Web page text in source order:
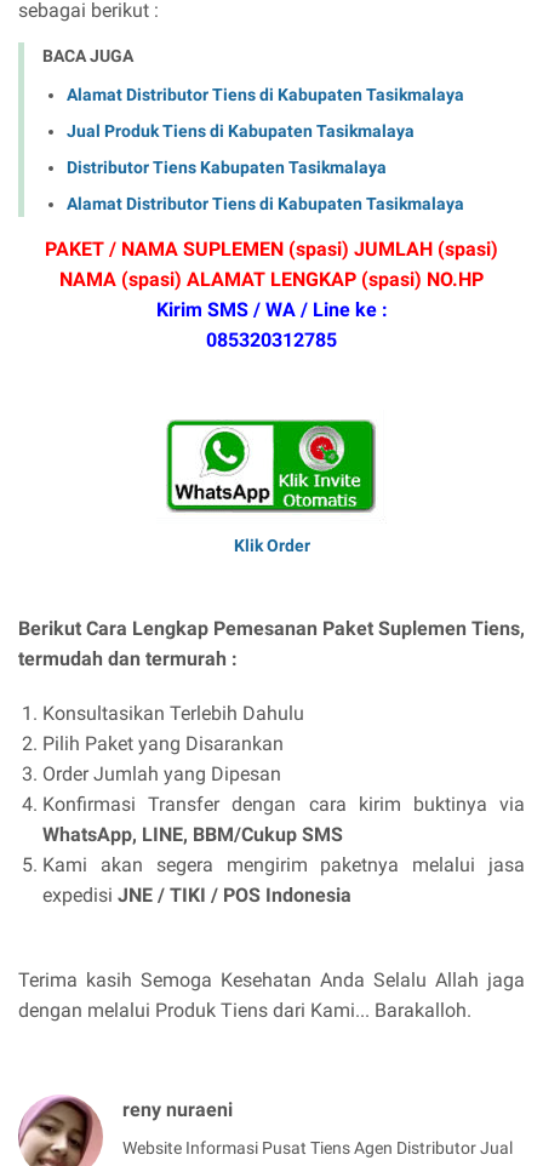
sebagai berikut :
BACA JUGA
Alamat Distributor Tiens di Kabupaten Tasikmalaya
Jual Produk Tiens di Kabupaten Tasikmalaya
Distributor Tiens Kabupaten Tasikmalaya
Alamat Distributor Tiens di Kabupaten Tasikmalaya
PAKET / NAMA SUPLEMEN (spasi) JUMLAH (spasi)
NAMA (spasi) ALAMAT LENGKAP (spasi) NO.HP
Kirim SMS / WA / Line ke :
085320312785
Klik Order
Berikut Cara Lengkap Pemesanan Paket Suplemen Tiens,
termudah dan termurah :
Konsultasikan Terlebih Dahulu
Pilih Paket yang Disarankan
Order Jumlah yang Dipesan
Konfirmasi Transfer dengan cara kirim buktinya via
WhatsApp, LINE, BBM/Cukup SMS
Kami akan segera mengirim paketnya melalui jasa
expedisi JNE / TIKI / POS Indonesia
Terima kasih Semoga Kesehatan Anda Selalu Allah jaga
dengan melalui Produk Tiens dari Kami... Barakalloh.
reny nuraeni
Website Informasi Pusat Tiens Agen Distributor Jual